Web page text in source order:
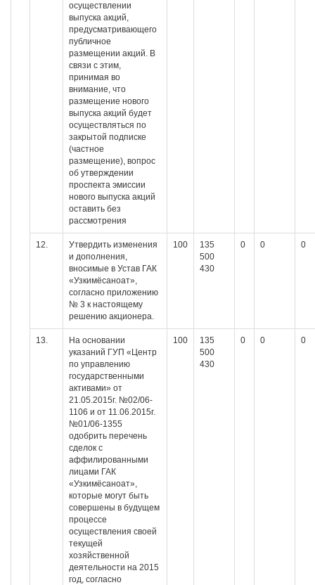
осуществлении
выпуска акций,
предусматривающего
публичное
размещении акций. В
связи с этим,
принимая во
внимание, что
размещение нового
выпуска акций будет
осуществляться по
закрытой подписке
(частное
размещение), вопрос
об утверждении
проспекта эмиссии
нового выпуска акций
оставить без
рассмотрения
12.
Утвердить изменения
и дополнения,
вносимые в Устав ГАК
«Узкимёсаноат»,
согласно приложению
№ 3 к настоящему
решению акционера.
100
135
500
430
0 0 0
13.
На основании
указаний ГУП «Центр
по управлению
государственными
активами» от
21.05.2015г. №02/06-
1106 и от 11.06.2015г.
№01/06-1355
одобрить перечень
сделок с
аффилированными
лицами ГАК
«Узкимёсаноат»,
которые могут быть
совершены в будущем
процессе
осуществления своей
текущей
хозяйственной
деятельности на 2015
год, согласно
100
135
500
430
0 0 0